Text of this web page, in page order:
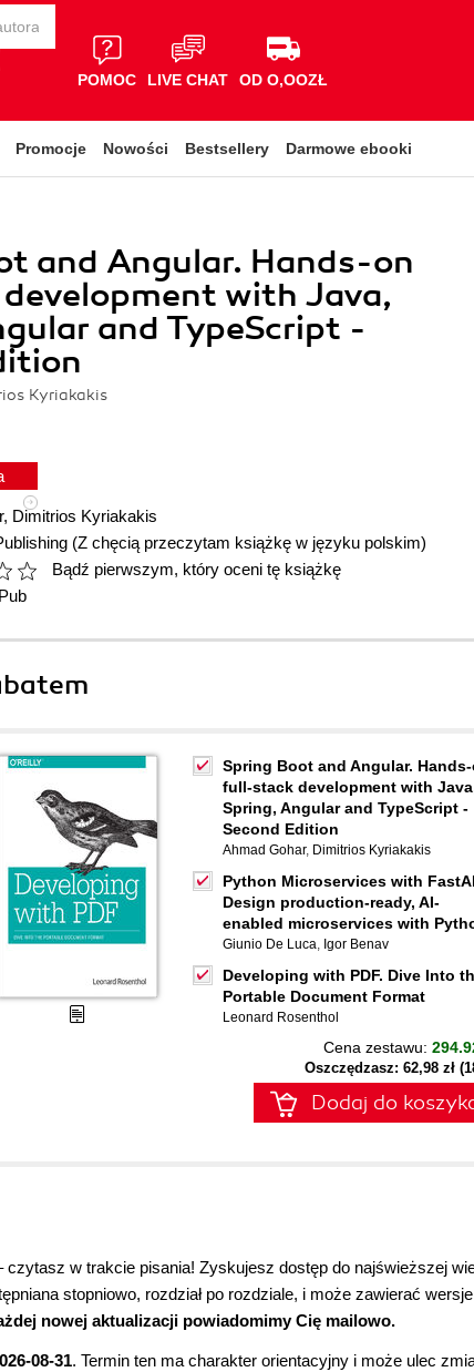
POMOC LIVE CHAT OD O,OOZŁ
Promocje Nowości Bestsellery Darmowe ebooki
and Angular. Hands-on
with Java,
and TypeScript -
Kyriakakis
, Dimitrios Kyriakakis
(Z chęcią przeczytam książkę w języku polskim)
Bądź pierwszym, który oceni tę książkę
Spring Boot and Angular.
full-stack development with
Spring, Angular and TypeScript -
Second Edition
Ahmad Gohar, Dimitrios Kyriakakis
Python Microservices with
Design production-ready, AI-
enabled microservices with
Giunio De Luca, Igor Benav
Developing with PDF. Dive Into
Portable Document Format
Leonard Rosenthol
Cena zestawu:
Oszczędzasz: 62,98 zł
Dodaj do
czytasz w trakcie pisania! Zyskujesz dostęp do najświeższej
stopniowo, rozdział po rozdziale, i może zawierać wersje
nowej aktualizacji powiadomimy Cię mailowo.
08-31. Termin ten ma charakter orientacyjny i może ulec